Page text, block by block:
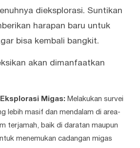
dieksplorasi. Suntikan
harapan baru untuk
bisa kembali bangkit.
akan dimanfaatkan
Migas: Melakukan survei
lebih masif dan mendalam di area-
terjamah, baik di daratan maupun
menemukan cadangan migas